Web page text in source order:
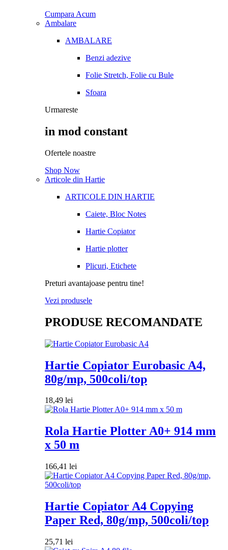
Cumpara Acum
Ambalare
AMBALARE
Benzi adezive
Folie Stretch, Folie cu Bule
Sfoara
Urmareste
in mod constant
Ofertele noastre
Shop Now
Articole din Hartie
ARTICOLE DIN HARTIE
Caiete, Bloc Notes
Hartie Copiator
Hartie plotter
Plicuri, Etichete
Preturi avantajoase pentru tine!
Vezi produsele
PRODUSE RECOMANDATE
Hartie Copiator Eurobasic A4,
80g/mp, 500coli/top
18,49 lei
Rola Hartie Plotter A0+ 914 mm
x 50 m
166,41 lei
Hartie Copiator A4 Copying
Paper Red, 80g/mp, 500coli/top
25,71 lei